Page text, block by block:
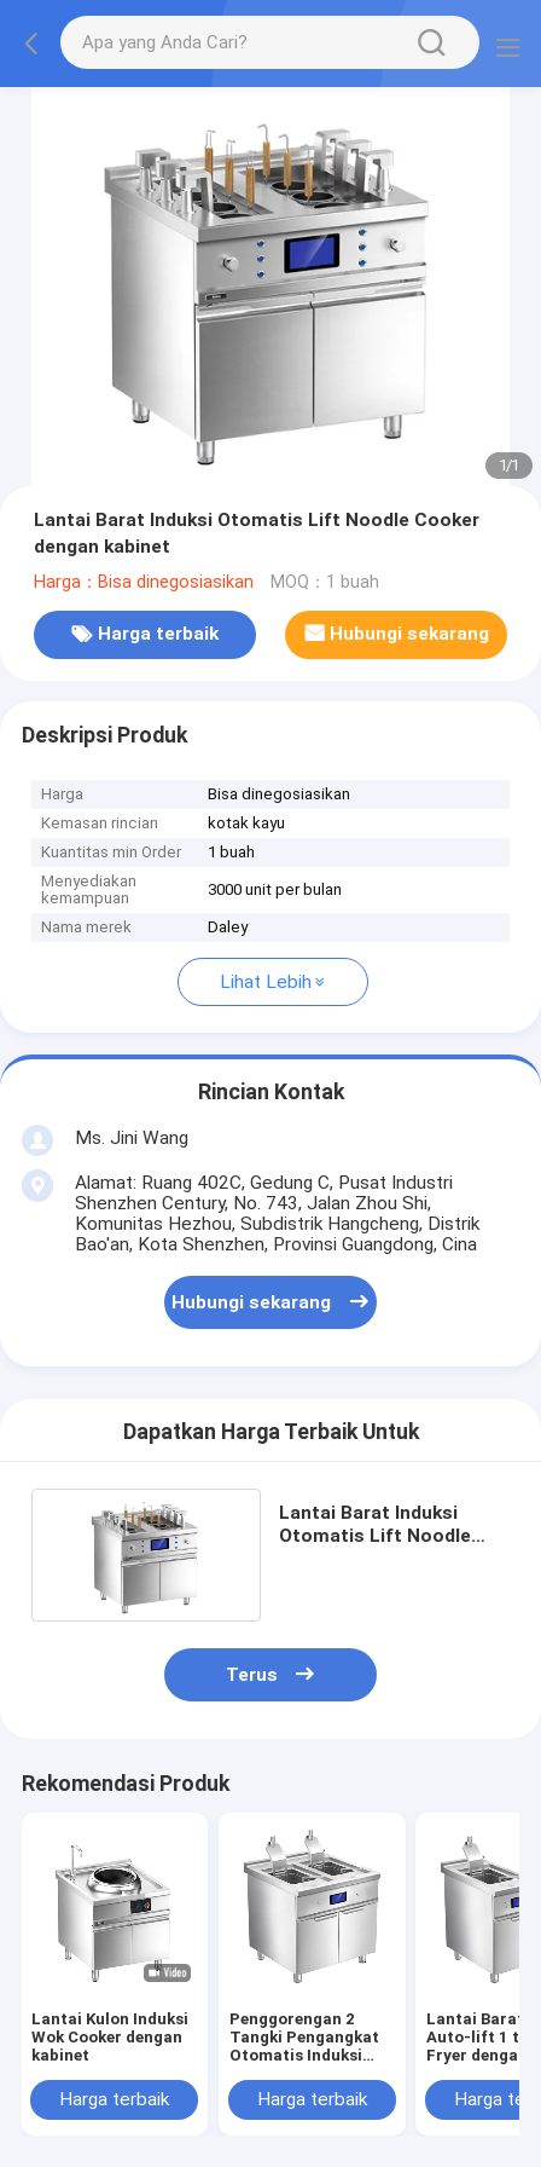
1/1
Lantai Barat Induksi Otomatis Lift Noodle Cooker
dengan kabinet
Harga：Bisa dinegosiasikan MOQ：1 buah
Harga terbaik Hubungi sekarang
Deskripsi Produk
Harga
Bisa dinegosiasikan
Kemasan rincian
kotak kayu
Kuantitas min Order
1 buah
Menyediakan
kemampuan
3000 unit per bulan
Nama merek Daley
Lihat Lebih
Rincian Kontak
Ms. Jini Wang
Alamat: Ruang 402C, Gedung C, Pusat Industri
Shenzhen Century, No. 743, Jalan Zhou Shi,
Komunitas Hezhou, Subdistrik Hangcheng, Distrik
Bao'an, Kota Shenzhen, Provinsi Guangdong, Cina
Hubungi sekarang
Dapatkan Harga Terbaik Untuk
Lantai Barat Induksi
Otomatis Lift Noodle
Terus
Rekomendasi Produk
Lantai Kulon Induksi
Wok Cooker dengan
kabinet
Harga terbaik
Penggorengan 2
Tangki Pengangkat
Otomatis Induksi
KabinetHarga terbaik
Lantai Barat
Auto-lift 1
Fryer dengan
Harga